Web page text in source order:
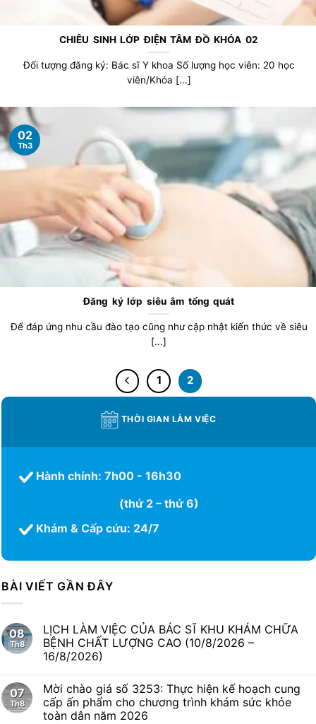
CHIÊU SINH LỚP ĐIỆN TÂM ĐỒ KHÓA 02
Đối tượng đăng ký: Bác sĩ Y khoa Số lượng học viên: 20 học
viên/Khóa [...]
Đăng ký lớp siêu âm tổng quát
Để đáp ứng nhu cầu đào tạo cũng như cập nhật kiến thức về siêu
[...]
02
Th3
1 2
THỜI GIAN LÀM VIỆC
Hành chính: 7h00 - 16h30
(thứ 2 – thứ 6)
Khám & Cấp cứu: 24/7
BÀI VIẾT GẦN ĐÂY
08
Th8
LỊCH LÀM VIỆC CỦA BÁC SĨ KHU KHÁM CHỮA
BỆNH CHẤT LƯỢNG CAO (10/8/2026 –
16/8/2026)
07
Th8
Mời chào giá số 3253: Thực hiện kế hoạch cung
cấp ấn phẩm cho chương trình khám sức khỏe
toàn dân năm 2026